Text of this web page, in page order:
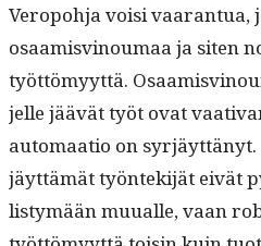
Veropo­h­ja voisi vaaran­tua,
osaamisvi­noumaa ja siten
työt­tömyyt­tä.
jelle jäävät työt ovat
automaa­tio on
jäyt­tämät työn­tek­i­jät eivät
listymään muualle, vaan